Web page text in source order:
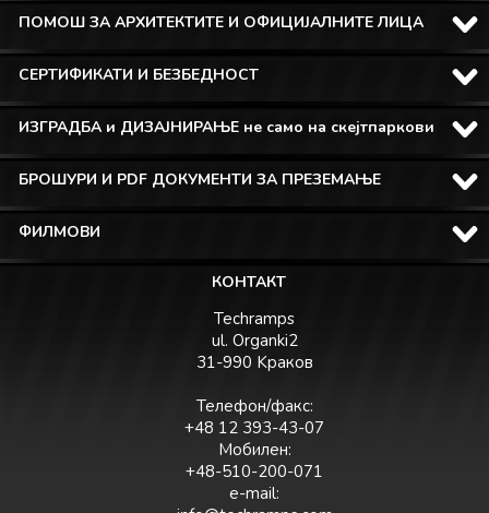
ПОМОШ ЗА АРХИТЕКТИТЕ И ОФИЦИЈАЛНИТЕ ЛИЦА
СЕРТИФИКАТИ И БЕЗБЕДНОСТ
ИЗГРАДБА и ДИЗАЈНИРАЊЕ не само на скејтпаркови
БРОШУРИ И PDF ДОКУМЕНТИ ЗА ПРЕЗЕМАЊЕ
ФИЛМОВИ
КОНТАКТ
Techramps
ul. Organki2
31-990 Kраков
Телефон/факс:
+48 12 393-43-07
Мобилен:
+48-510-200-071
e-mail: